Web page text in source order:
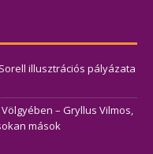
illusztrációs pályázata
– Gryllus Vilmos,
mások